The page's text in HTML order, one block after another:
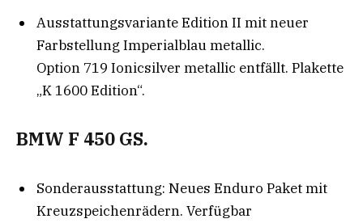
Ausstattungsvariante Edition II mit neuer
Farbstellung Imperialblau metallic.
Option 719 Ionicsilver metallic entfällt. Plakette
„K 1600 Edition“.
BMW F 450 GS.
Sonderausstattung: Neues Enduro Paket mit
Kreuzspeichenrädern. Verfügbar